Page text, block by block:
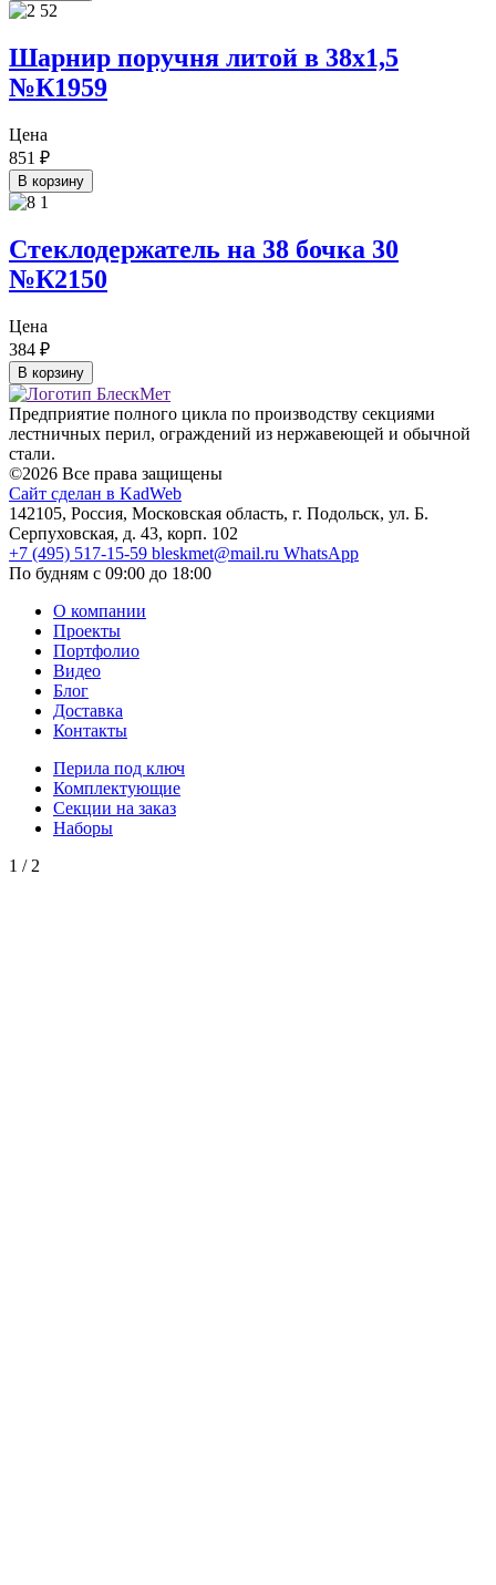
Шарнир поручня литой в 38х1,5
№К1959
Цена
851 ₽
В корзину
Стеклодержатель на 38 бочка 30
№К2150
Цена
384 ₽
В корзину
Предприятие полного цикла по производству секциями
лестничных перил, ограждений из нержавеющей и обычной
стали.
©2026 Все права защищены
Сайт сделан в KadWeb
142105, Россия, Московская область, г. Подольск, ул. Б.
Серпуховская, д. 43, корп. 102
+7 (495) 517-15-59 bleskmet@mail.ru WhatsApp
По будням с 09:00 до 18:00
О компании
Проекты
Портфолио
Видео
Блог
Доставка
Контакты
Перила под ключ
Комплектующие
Секции на заказ
Наборы
1 / 2